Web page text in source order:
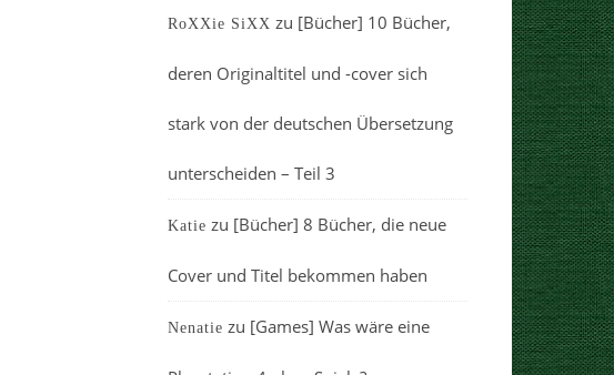
RoXXie SiXX zu [Bücher] 10 Bücher,
deren Originaltitel und -cover sich
stark von der deutschen Übersetzung
unterscheiden – Teil 3
Katie zu [Bücher] 8 Bücher, die neue
Cover und Titel bekommen haben
Nenatie zu [Games] Was wäre eine